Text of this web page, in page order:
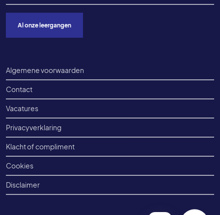
Al onze leergangen
Voet onderkant
Algemene voorwaarden
Contact
Vacatures
Privacyverklaring
Klacht of compliment
Cookies
Disclaimer